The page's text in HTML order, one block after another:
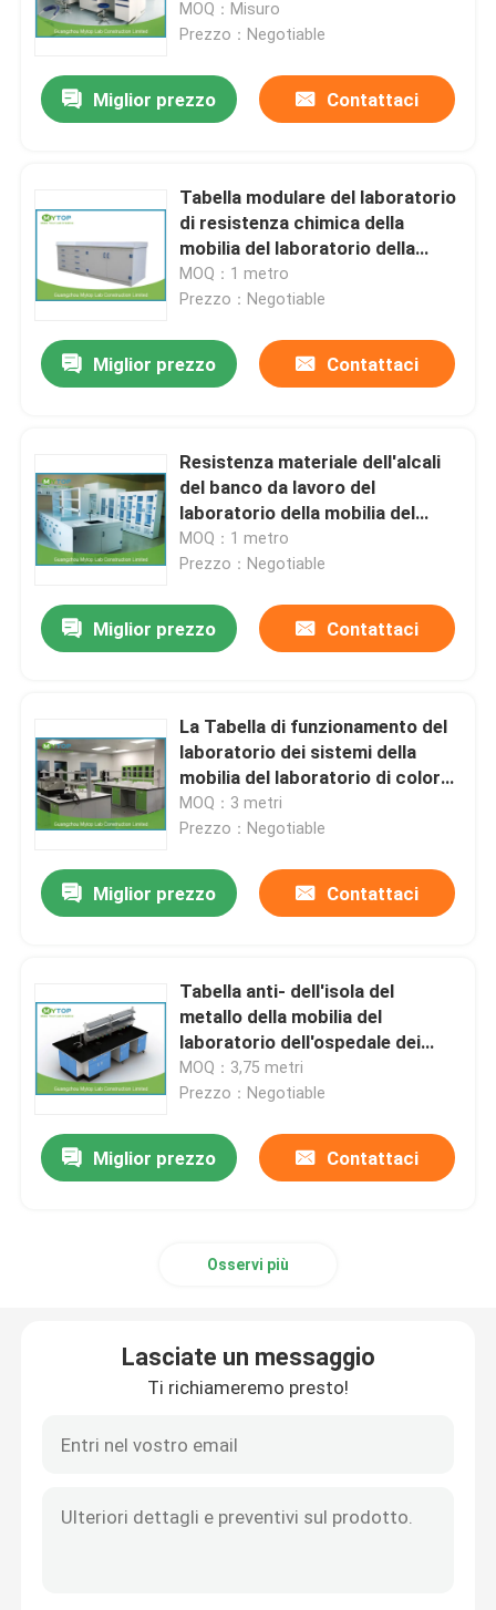
Casa
Contatti
Prodotti
Mobilia moderna del laboratorio
Mobilia del laboratorio dell'ospedale
Mobilia del laboratorio di scienza
Mobilia del laboratorio del metallo
cappa di laboratorio
Piano di lavoro dell'epossiresina
Attrezzatura di laboratorio della stanza pulita
Governo di sicurezza biologico
Tabella modulare del banco
MOQ：Misuro
Prezzo：Negotiable
Miglior prezzo Contattaci
Tabella modulare del laboratorio
di resistenza chimica della
mobilia del laboratorio della
clinica pp per il laboratorio
MOQ：1 metro
Prezzo：Negotiable
Miglior prezzo Contattaci
Resistenza materiale dell'alcali
del banco da lavoro del
laboratorio della mobilia del
laboratorio dell'ospedale dei pp
MOQ：1 metro
Prezzo：Negotiable
Miglior prezzo Contattaci
La Tabella di funzionamento del
laboratorio dei sistemi della
mobilia del laboratorio di colore
verde per facile patologico
pulisce
MOQ：3 metri
Prezzo：Negotiable
Miglior prezzo Contattaci
Tabella anti- dell'isola del
metallo della mobilia del
laboratorio dell'ospedale dei
batteri per il laboratorio di HIV
MOQ：3,75 metri
Prezzo：Negotiable
Miglior prezzo Contattaci
Osservi più
Lasciate un messaggio
Ti richiameremo presto!